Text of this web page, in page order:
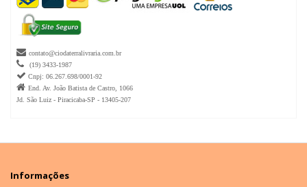
 contato@ciodaterralivraria.com.br
 (19) 3433-1987
 Cnpj: 06.267.698/0001-92
 End. Av. João Batista de Castro, 1066
Jd. São Luiz - Piracicaba-SP - 13405-207
Informações